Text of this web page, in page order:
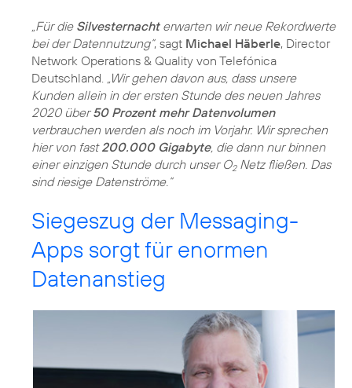
„Für die Silvesternachterwarten wir neue Rekordwerte
bei der Datennutzung“, sagt Michael Häberle, Director
Network Operations & Quality von Telefónica
Deutschland.
„Wir gehen davon aus, dass unsere
Kunden allein in der ersten Stunde des neuen Jahres
2020 über50 Prozent mehr Datenvolumen
verbrauchen werden als noch im Vorjahr. Wir sprechen
hier von fast200.000 Gigabyte, die dann nur binnen
einer einzigen Stunde durch unser O2Netz fließen. Das
sind riesige Datenströme.“
Siegeszug der Messaging-
Apps sorgt für enormen
Datenanstieg